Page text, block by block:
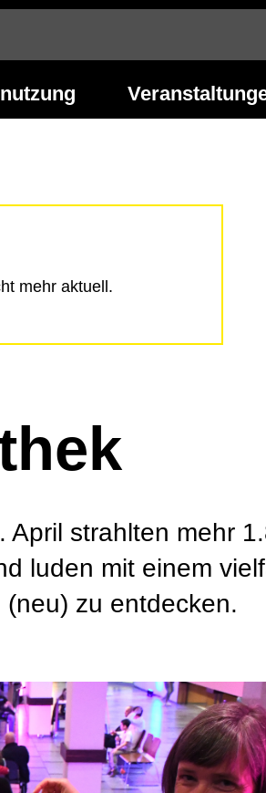
mehr aktuell.
April strahlten mehr
luden mit einem
zu entdecken.